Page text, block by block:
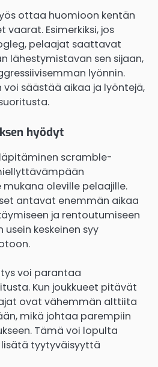
ottaa huomioon kentän
Esimerkiksi, jos
pelaajat saattavat
lähestymistavan sen sijaan,
lyönnin.
säästää aikaa ja lyöntejä,
hyödyt
scramble-
mukana oleville pelaajille.
antavat enemmän aikaa
ja rentoutumiseen
usein keskeinen syy
voi parantaa
Kun joukkueet pitävät
ovat vähemmän alttiita
mikä johtaa parempiin
Tämä voi lopulta
tyytyväisyyttä